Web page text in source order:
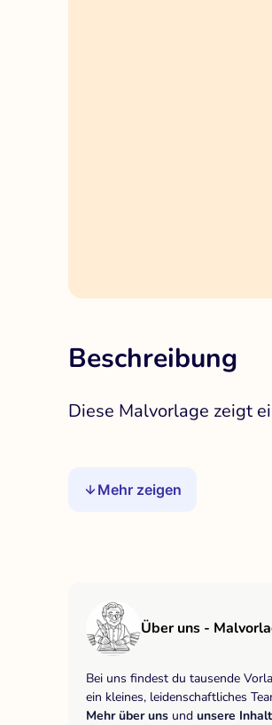
Beschreibung
Diese Malvorlage zeigt
Mehr zeigen
Über uns -
Bei uns findest du tausende
ein kleines, leidenschaftliches
Mehr über uns und unsere